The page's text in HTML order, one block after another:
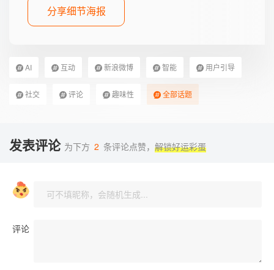
分享细节海报
AI 互动 新浪微博 智能 用户引导
社交 评论 趣味性 全部话题
发表评论 为下方 2 条评论点赞， 解锁好运彩蛋
评论